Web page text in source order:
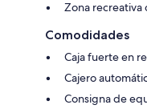
Zona recreativa
Comodidades
Caja fuerte en
Cajero
Consigna de